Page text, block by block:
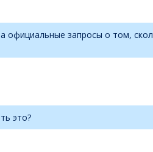
официальные запросы о том,
это?